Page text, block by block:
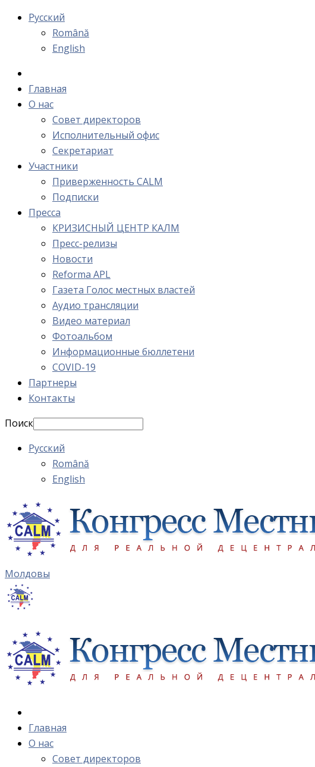
Русский
Română
English
Главная
О нас
Cовет директоров
Исполнительный офис
Cекретариат
Участники
Приверженность CALM
Подписки
Пресса
КРИЗИСНЫЙ ЦЕНТР КАЛМ
Пресс-релизы
Новости
Reforma APL
Газета Голос местных властей
Аудио трансляции
Видео материал
Фотоальбом
Информационные бюллетени
COVID-19
Партнеры
Контакты
Поиск
Русский
Română
English
Молдовы
Главная
О нас
Cовет директоров